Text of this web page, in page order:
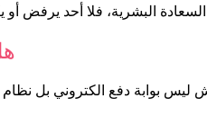
البشرية، فلا أحد يرفض أو
ليس بوابة دفع الكتروني بل